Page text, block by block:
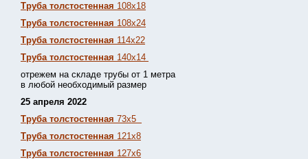
Труба толстостенная 108х18
Труба толстостенная 108х24
Труба толстостенная 114х22
Труба толстостенная 140х14
отрежем на складе трубы от 1 метра
в любой необходимый размер
25 апреля 2022
Труба толстостенная 73х5
Труба толстостенная 121х8
Труба толстостенная 127х6